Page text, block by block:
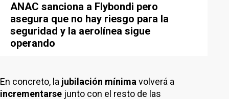
ANAC sanciona a Flybondi pero
asegura que no hay riesgo para la
seguridad y la aerolínea sigue
operando
En concreto, la jubilación mínima volverá a
incrementarse junto con el resto de las